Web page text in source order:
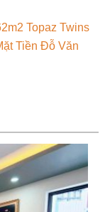
Topaz Twins
Tiền Đỗ Văn